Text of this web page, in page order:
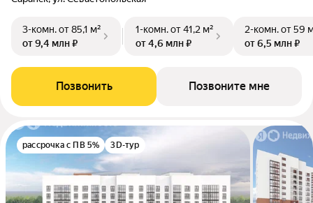
3-комн.от 85,1 м²
от 9,4 млн ₽
1-комн.от 41,2 м²
от 4,6 млн ₽
2-комн.от 59
от 6,5 млн ₽
Позвонить Позвоните мне
рассрочка с ПВ 5% 3D-тур